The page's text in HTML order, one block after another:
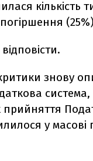
кількість
знову
прийняття
у масові